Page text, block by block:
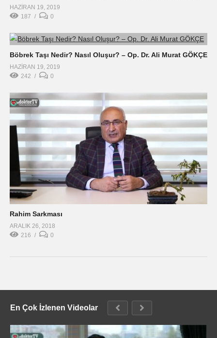
HAZIRAN 19, 2019
187
0
Böbrek Taşı Nedir? Nasıl Oluşur? – Op. Dr. Ali Murat GÖKÇE
HAZIRAN 19, 2019
242
0
Rahim Sarkması
ARALIK 26, 2018
216
0
En Çok İzlenen Videolar